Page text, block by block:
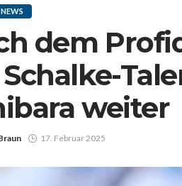
dem
weiter
17. Februar 2025